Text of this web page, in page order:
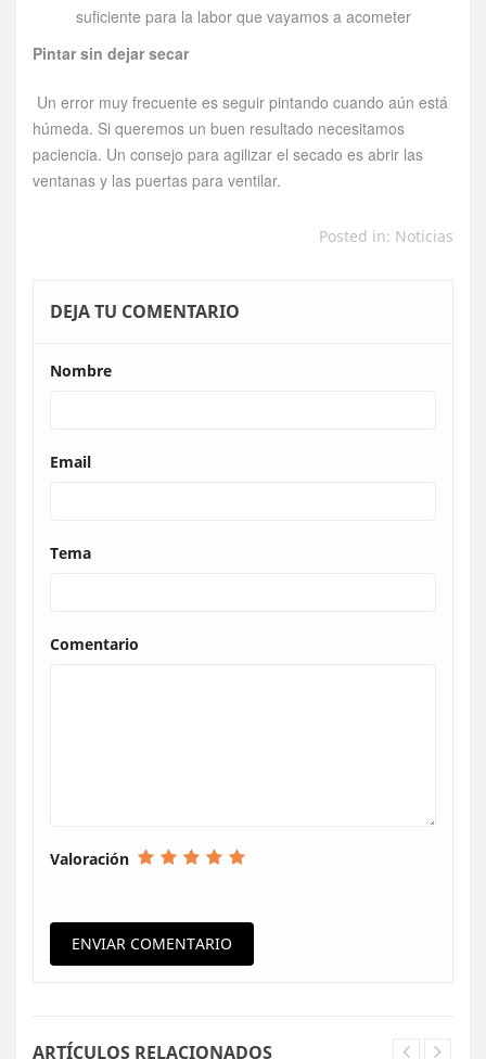
suficiente para la labor que vayamos a acometer
Pintar sin dejar secar
Un error muy frecuente es seguir pintando cuando aún está
húmeda. Si queremos un buen resultado necesitamos
paciencia. Un consejo para agilizar el secado es abrir las
ventanas y las puertas para ventilar.
Posted in: Noticias
DEJA TU COMENTARIO
Nombre
Email
Tema
Comentario
Valoración
ARTÍCULOS RELACIONADOS